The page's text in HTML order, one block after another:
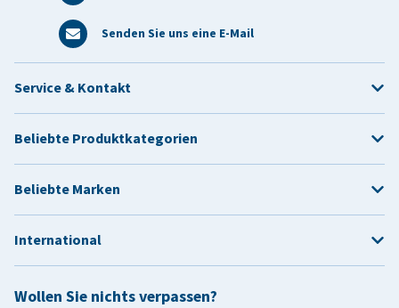
Senden Sie uns eine E-Mail
Wollen Sie nichts verpassen?
Service & Kontakt
Beliebte Produktkategorien
Beliebte Marken
International